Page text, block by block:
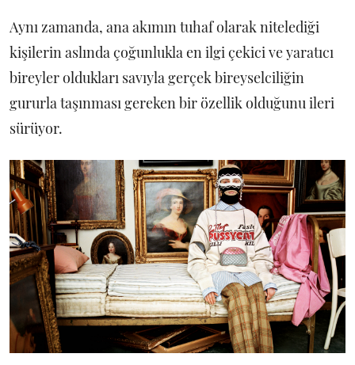
Aynı zamanda, ana akımın tuhaf olarak nitelediği
kişilerin aslında çoğunlukla en ilgi çekici ve yaratıcı
bireyler oldukları savıyla gerçek bireyselciliğin
gururla taşınması gereken bir özellik olduğunu ileri
sürüyor.